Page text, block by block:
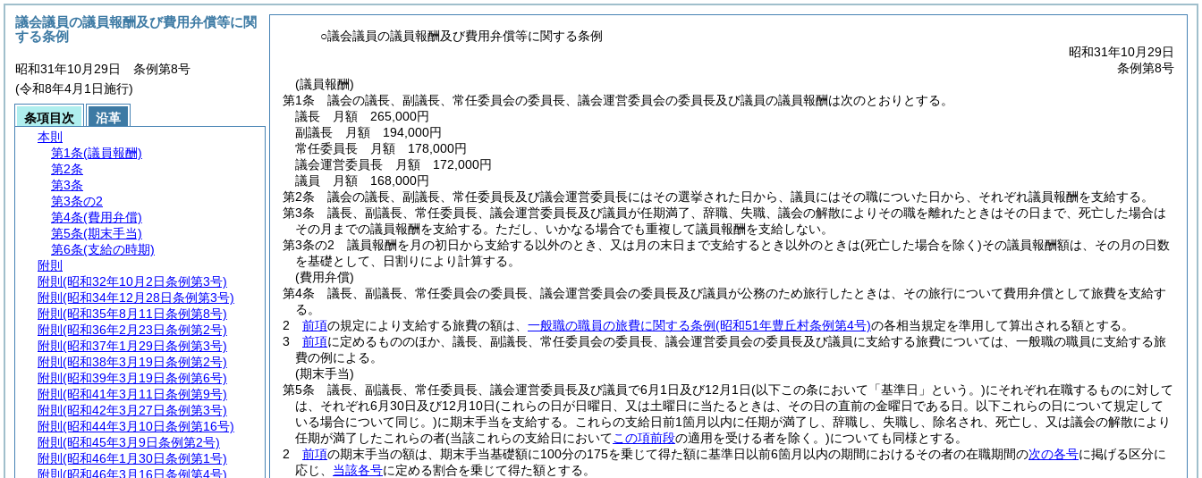
○議会議員の議員報酬及び費用弁償等に関する条例
昭和31年10月29日
条例第8号
(議員報酬)
第1条
議会の議長、副議長、常任委員会の委員長、議会運営委員会の委員長及び議員の議員報酬は次のとおりとする。
議長 月額 265,000円
副議長 月額 194,000円
常任委員長 月額 178,000円
議会運営委員長 月額 172,000円
議員 月額 168,000円
第2条
議会の議長、副議長、常任委員長及び議会運営委員長にはその選挙された日から、議員にはその職についた日から、それぞれ議員報酬を支給する。
第3条
議長、副議長、常任委員長、議会運営委員長及び議員が任期満了、辞職、失職、議会の解散によりその職を離れたときはその日まで、死亡した場合は
その月までの議員報酬を支給する。 ただし、いかなる場合でも重複して議員報酬を支給しない。
第3条の2
議員報酬を月の初日から支給する以外のとき、又は月の末日まで支給するとき以外のときは(死亡した場合を除く)その議員報酬額は、その月の日数
を基礎として、日割りにより計算する。
(費用弁償)
第4条
議長、副議長、常任委員会の委員長、議会運営委員会の委員長及び議員が公務のため旅行したときは、その旅行について費用弁償として旅費を支給す
る。
2
前項の規定により支給する旅費の額は、 一般職の職員の旅費に関する条例(昭和51年豊丘村条例第4号)の各相当規定を準用して算出される額とする。
3
前項に定めるもののほか、議長、副議長、常任委員会の委員長、議会運営委員会の委員長及び議員に支給する旅費については、一般職の職員に支給する旅
費の例による。
(期末手当)
第5条
議長、副議長、常任委員長、議会運営委員長及び議員で6月1日及び12月1日(以下この条において「基準日」という。)にそれぞれ在職するものに対して
は、それぞれ6月30日及び12月10日(これらの日が日曜日、又は土曜日に当たるときは、その日の直前の金曜日である日。以下これらの日について規定して
いる場合について同じ。)に期末手当を支給する。
これらの支給日前1箇月以内に任期が満了し、辞職し、失職し、除名され、死亡し、又は議会の解散により
任期が満了したこれらの者(当該これらの支給日においてこの項前段の適用を受ける者を除く。)についても同様とする。
2
前項の期末手当の額は、期末手当基礎額に100分の175を乗じて得た額に基準日以前6箇月以内の期間におけるその者の在職期間の次の各号に掲げる区分に
応じ、 当該各号に定める割合を乗じて得た額とする。
議会議員の議員報酬及び費用弁償等に関
する条例
昭和31年10月29日 条例第8号
(令和8年4月1日施行)
条項目次
沿革
本則
第1条(議員報酬)
第2条
第3条
第3条の2
第4条(費用弁償)
第5条(期末手当)
第6条(支給の時期)
附則
附則 (昭和32年10月2日条例第3号)
附則 (昭和34年12月28日条例第3号)
附則 (昭和35年8月11日条例第8号)
附則 (昭和36年2月23日条例第2号)
附則 (昭和37年1月29日条例第3号)
附則 (昭和38年3月19日条例第2号)
附則 (昭和39年3月19日条例第6号)
附則 (昭和41年3月11日条例第9号)
附則 (昭和42年3月27日条例第3号)
附則 (昭和44年3月10日条例第16号)
附則 (昭和45年3月9日条例第2号)
附則 (昭和46年1月30日条例第1号)
附則 (昭和46年3月16日条例第4号)